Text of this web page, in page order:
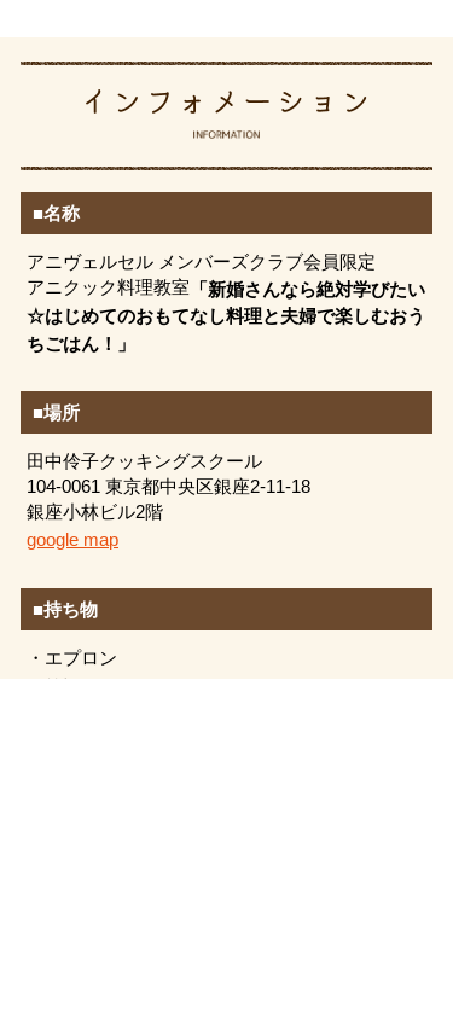
■名称
アニヴェルセル メンバーズクラブ会員限定
アニクック料理教室 「新婚さんなら絶対学びたい
☆はじめてのおもてなし料理と夫婦で楽しむおう
ちごはん！」
■場所
田中伶子クッキングスクール
104-0061 東京都中央区銀座2-11-18
銀座小林ビル2階
google map
■持ち物
エプロン